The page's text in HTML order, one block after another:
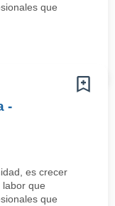
que
-
es crecer
que
que